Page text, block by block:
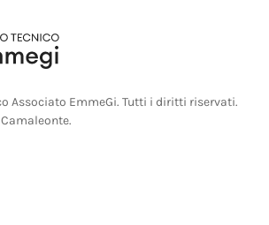
Associato EmmeGi. Tutti i diritti riservati.
.